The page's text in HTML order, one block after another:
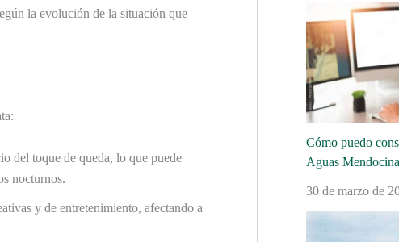
la evolución de la situación que
del toque de queda, lo que puede
nocturnos.
y de entretenimiento, afectando a
Cómo puedo
Aguas
30 de marzo de